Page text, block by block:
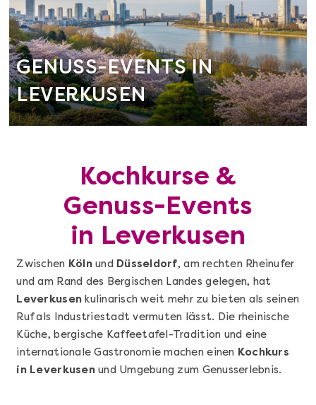
GENUSS-EVENTS IN
LEVERKUSEN
Kochkurse &
Genuss-Events
in Leverkusen
Zwischen Kölnund Düsseldorf, am rechten Rheinufer
und am Rand des Bergischen Landes gelegen, hat
Leverkusen kulinarisch weit mehr zu bieten als seinen
Ruf als Industriestadt vermuten lässt. Die rheinische
Küche, bergische Kaffeetafel-Tradition und eine
internationale Gastronomie machen einen Kochkurs
in Leverkusenund Umgebung zum Genusserlebnis.